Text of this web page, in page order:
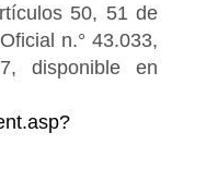
50, 51 de
n.° 43.033,
disponible en